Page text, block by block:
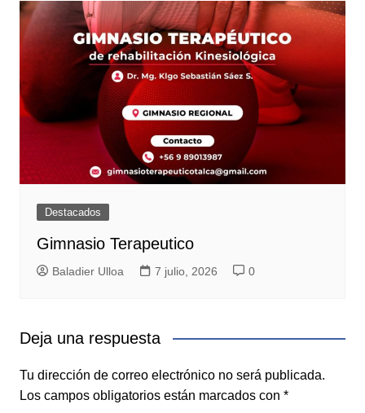
Destacados
Gimnasio Terapeutico
Baladier Ulloa 7 julio, 2026 0
Deja una respuesta
Tu dirección de correo electrónico no será publicada.
Los campos obligatorios están marcados con *